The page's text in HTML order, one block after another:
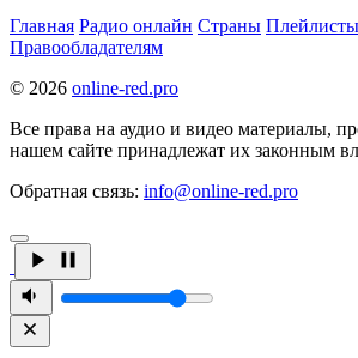
Главная Радио онлайн Страны Плейлисты
Правообладателям
© 2026 online-red.pro
Все права на аудио и видео материалы,
нашем сайте принадлежат их законным
Обратная связь: info@online-red.pro